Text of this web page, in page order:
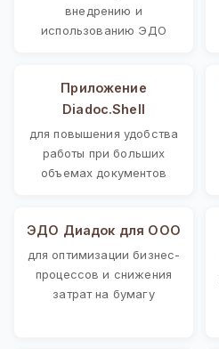
внедрению и
использованию ЭДО
Приложение
Diadoc.Shell
для повышения удобства
работы при больших
объемах документов
ЭДО Диадок для ООО
для оптимизации бизнес-
процессов и снижения
затрат на бумагу